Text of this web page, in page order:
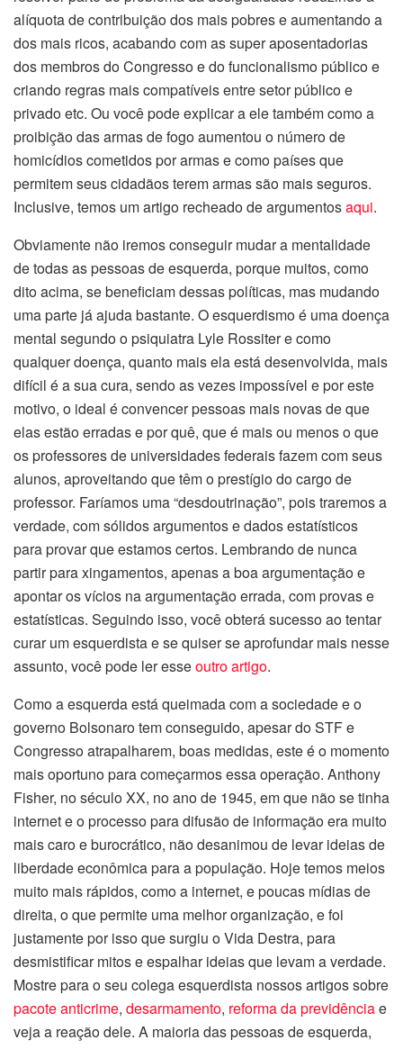
alíquota de contribuição dos mais pobres e aumentando a
dos mais ricos, acabando com as super aposentadorias
dos membros do Congresso e do funcionalismo público e
criando regras mais compatíveis entre setor público e
privado etc. Ou você pode explicar a ele também como a
proibição das armas de fogo aumentou o número de
homicídios cometidos por armas e como países que
permitem seus cidadãos terem armas são mais seguros.
Inclusive, temos um artigo recheado de argumentosaqui.
Obviamente não iremos conseguir mudar a mentalidade
de todas as pessoas de esquerda, porque muitos, como
dito acima, se beneficiam dessas políticas, mas mudando
uma parte já ajuda bastante. O esquerdismo é uma doença
mental segundo o psiquiatra Lyle Rossiter e como
qualquer doença, quanto mais ela está desenvolvida, mais
difícil é a sua cura, sendo as vezes impossível e por este
motivo, o ideal é convencer pessoas mais novas de que
elas estão erradas e por quê, que é mais ou menos o que
os professores de universidades federais fazem com seus
alunos, aproveitando que têm o prestígio do cargo de
professor. Faríamos uma “desdoutrinação”, pois traremos a
verdade, com sólidos argumentos e dados estatísticos
para provar que estamos certos. Lembrando de nunca
partir para xingamentos, apenas a boa argumentação e
apontar os vícios na argumentação errada, com provas e
estatísticas. Seguindo isso, você obterá sucesso ao tentar
curar um esquerdista e se quiser se aprofundar mais nesse
assunto, você pode ler esseoutro artigo.
Como a esquerda está queimada com a sociedade e o
governo Bolsonaro tem conseguido, apesar do STF e
Congresso atrapalharem, boas medidas, este é o momento
mais oportuno para começarmos essa operação. Anthony
Fisher, no século XX, no ano de 1945, em que não se tinha
internet e o processo para difusão de informação era muito
mais caro e burocrático, não desanimou de levar ideias de
liberdade econômica para a população. Hoje temos meios
muito mais rápidos, como a internet, e poucas mídias de
direita, o que permite uma melhor organização, e foi
justamente por isso que surgiu o Vida Destra, para
desmistificar mitos e espalhar ideias que levam a verdade.
Mostre para o seu colega esquerdista nossos artigos sobre
pacote anticrime, desarmamento, reforma da previdênciae
veja a reação dele. A maioria das pessoas de esquerda,